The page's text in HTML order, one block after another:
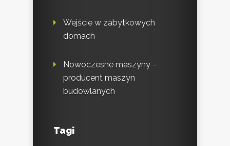
Wejście w zabytkowych
domach
Nowoczesne maszyny –
producent maszyn
budowlanych
Tagi